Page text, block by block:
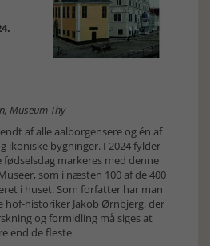
Museum Thy
af alle aalborgensere og én af
ikoniske bygninger. I 2024 fylder
fødselsdag markeres med denne
som i næsten 100 af de 400
i huset. Som forfatter har man
hof-historiker Jakob Ørnbjerg, der
og formidling må siges at
end de fleste.